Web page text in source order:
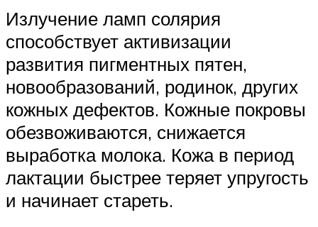
Излучение ламп солярия
способствует активизации
развития пигментных пятен,
новообразований, родинок, других
кожных дефектов. Кожные покровы
обезвоживаются, снижается
выработка молока. Кожа в период
лактации быстрее теряет упругость
и начинает стареть.